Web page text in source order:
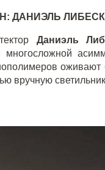
ДАНИЭЛЬ
Даниэль
многосложной
оживают
вручную светильник